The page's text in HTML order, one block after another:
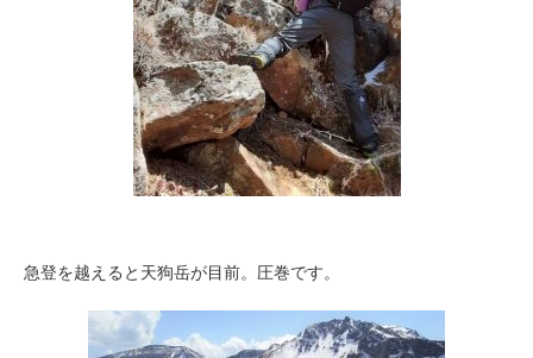
急登を越えると天狗岳が目前。圧巻です。